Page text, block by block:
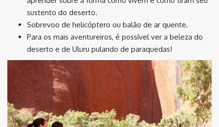
sustento do deserto.
Sobrevoo de helicóptero ou balão de ar quente.
Para os mais aventureiros, é possível ver a beleza do
deserto e de Uluru pulando de paraquedas!